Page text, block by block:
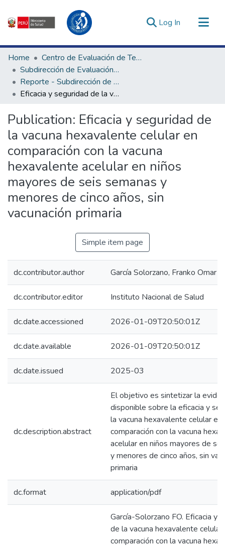
Log In (current)
Communities & Collections
All of DSpace
Statistics
Estadísticas Externas
Enlaces de interés ▾
Home
Centro de Evaluación de Tecnologías en Salud
Subdirección de Evaluación de Tecnologías Sanitarias
Reporte - Subdirección de Evaluación de Tecnologías Sanitarias
Eficacia y seguridad de la vacuna hexavalente celular en comparación con la vacuna hexavalente acelular en niños mayores de seis semanas y menores de cinco años, sin vacunación primaria
Publication: Eficacia y seguridad de
la vacuna hexavalente celular en
comparación con la vacuna
hexavalente acelular en niños
mayores de seis semanas y
menores de cinco años, sin
vacunación primaria
Simple item page
dc.contributor.author García Solorzano, Franko Omar
dc.contributor.editor Instituto Nacional de Salud
dc.date.accessioned 2026-01-09T20:50:01Z
dc.date.available 2026-01-09T20:50:01Z
dc.date.issued 2025-03
dc.description.abstract
El objetivo es sintetizar la
disponible sobre la eficacia y
la vacuna hexavalente celular en
comparación con la vacuna
acelular en niños mayores de
y menores de cinco años, sin
primaria
dc.format application/pdf
García-Solorzano FO. Eficacia y
de la vacuna hexavalente celular
comparación con la vacuna